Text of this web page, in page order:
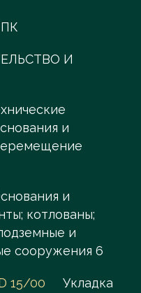
И
и
и
котлованы;
и
сооружения 6
15/00
Укладка